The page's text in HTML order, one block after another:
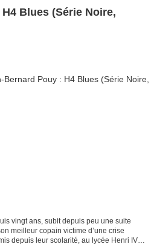
Blues (Série Noire,
vingt ans, subit depuis peu une suite
meilleur copain victime d’une crise
depuis leur scolarité, au lycée Henri IV.